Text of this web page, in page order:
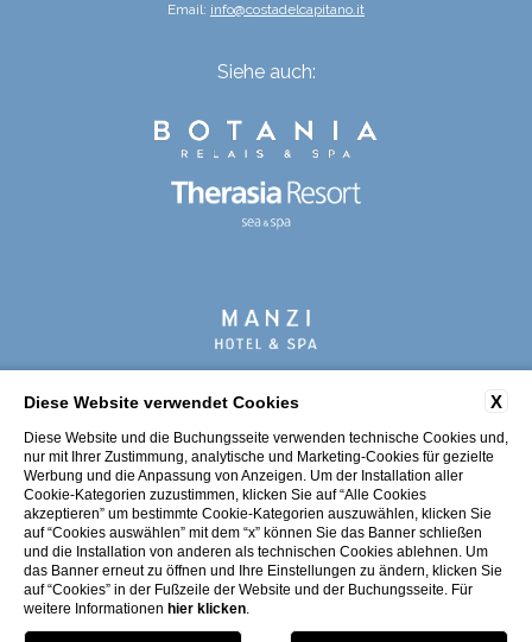
Email: info@costadelcapitano.it
Siehe auch:
NEWSLETTER KONTAKTE
PRIVACY
UNTERNEHMENSDATEN
COOKIE ACCESSIBILITY
X
Diese Website verwendet Cookies
Diese Website und die Buchungsseite verwenden technische Cookies und,
nur mit Ihrer Zustimmung, analytische und Marketing-Cookies für gezielte
Werbung und die Anpassung von Anzeigen. Um der Installation aller
Cookie-Kategorien zuzustimmen, klicken Sie auf “Alle Cookies
akzeptieren” um bestimmte Cookie-Kategorien auszuwählen, klicken Sie
auf “Cookies auswählen” mit dem “x” können Sie das Banner schließen
und die Installation von anderen als technischen Cookies ablehnen. Um
das Banner erneut zu öffnen und Ihre Einstellungen zu ändern, klicken Sie
auf “Cookies” in der Fußzeile der Website und der Buchungsseite. Für
weitere Informationen hier klicken.